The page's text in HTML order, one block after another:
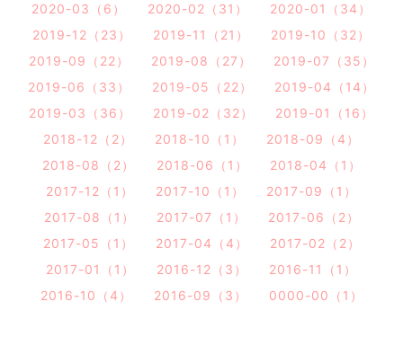
2020-03（6）
2020-02（31）
2020-01（34）
2019-12（23）
2019-11（21）
2019-10（32）
2019-09（22）
2019-08（27）
2019-07（35）
2019-06（33）
2019-05（22）
2019-04（14）
2019-03（36）
2019-02（32）
2019-01（16）
2018-12（2）
2018-10（1）
2018-09（4）
2018-08（2）
2018-06（1）
2018-04（1）
2017-12（1）
2017-10（1）
2017-09（1）
2017-08（1）
2017-07（1）
2017-06（2）
2017-05（1）
2017-04（4）
2017-02（2）
2017-01（1）
2016-12（3）
2016-11（1）
2016-10（4）
2016-09（3） 0000-00（1）